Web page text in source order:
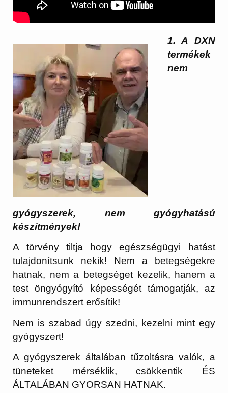
1. A DXN
termékek
nem
gyógyszerek, nem gyógyhatású
készítmények!
A törvény tiltja hogy egészségügyi hatást
tulajdonítsunk nekik! Nem a betegségekre
hatnak, nem a betegséget kezelik, hanem a
test öngyógyító képességét támogatják, az
immunrendszert erősítik!
Nem is szabad úgy szedni, kezelni mint egy
gyógyszert!
A gyógyszerek általában tűzoltásra valók, a
tüneteket mérséklik, csökkentik ÉS
ÁLTALÁBAN GYORSAN HATNAK.